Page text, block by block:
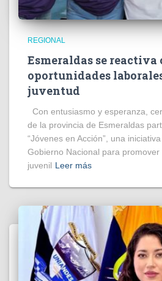
REGIONAL
Esmeraldas se reactiva
oportunidades
juventud
Con entusiasmo y esperanza,
de la provincia de Esmeraldas
“Jóvenes en Acción”, una
Gobierno Nacional para
juvenil Leer más